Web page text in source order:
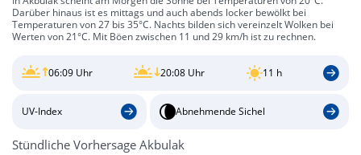
Darüber hinaus ist es mittags und auch abends locker bewölkt bei
Temperaturen von 27 bis 35°C. Nachts bilden sich vereinzelt Wolken bei
Werten von 21°C. Mit Böen zwischen 11 und 29 km/h ist zu rechnen.
06:09 Uhr 20:08 Uhr 11 h
UV-Index Abnehmende Sichel
Stündliche Vorhersage Akbulak